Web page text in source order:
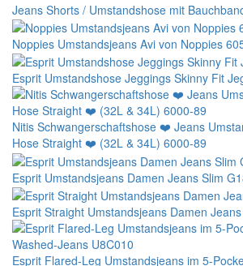
Jeans Shorts / Umstandshose mit
Noppies Umstandsjeans Avi von Noppies
Esprit Umstandshose Jeggings Skinny Fit
Nitis Schwangerschaftshose ❤️ Jeans
Hose Straight ❤️ (32L & 34L) 6000-89
Esprit Umstandsjeans Damen Jeans Slim
Esprit Straight Umstandsjeans Damen
Esprit Flared-Leg Umstandsjeans im 5-